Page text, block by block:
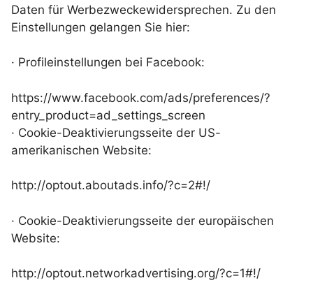
Daten für Werbezweckewidersprechen. Zu den
Einstellungen gelangen Sie hier:
· Profileinstellungen bei Facebook:
https://www.facebook.com/ads/preferences/?
entry_product=ad_settings_screen
· Cookie-Deaktivierungsseite der US-
amerikanischen Website:
http://optout.aboutads.info/?c=2#!/
· Cookie-Deaktivierungsseite der europäischen
Website:
http://optout.networkadvertising.org/?c=1#!/